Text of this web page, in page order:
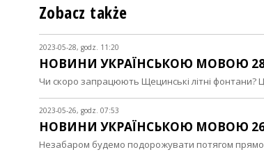
Zobacz także
2023-05-28, godz. 11:20
НОВИНИ УКРАЇНСЬКОЮ МОВОЮ
Чи скоро запрацюють Щецинські літні
2023-05-26, godz. 07:53
НОВИНИ УКРАЇНСЬКОЮ МОВОЮ
Незабаром будемо подорожувати потягом